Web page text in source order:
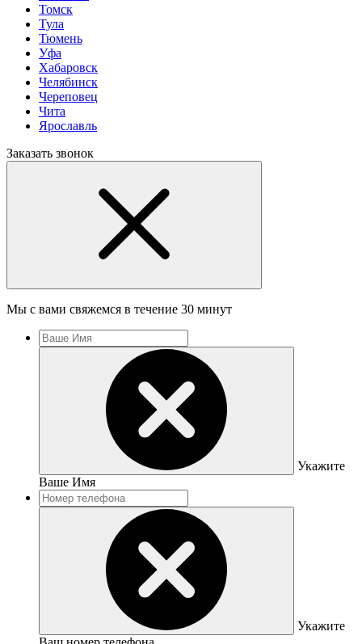
Томск
Тула
Тюмень
Уфа
Хабаровск
Челябинск
Череповец
Чита
Ярославль
Заказать звонок
Мы с вами свяжемся в течение 30 минут
Укажите
Ваше Имя
Укажите